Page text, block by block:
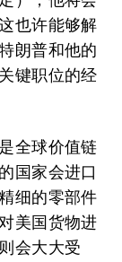
也许能够解
朗普和他的
键职位的经
全球价值链
国家会进口
细的零部件
美国货物进
会大大受